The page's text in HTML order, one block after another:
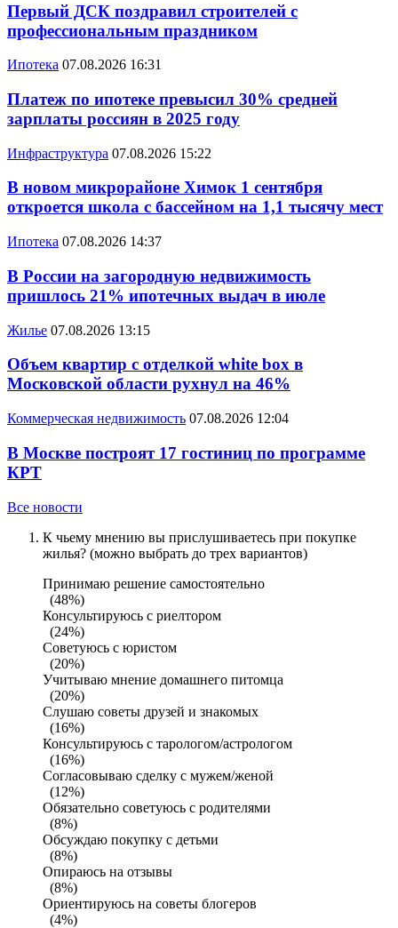
Первый ДСК поздравил строителей с
профессиональным праздником
Ипотека 07.08.2026 16:31
Платеж по ипотеке превысил 30% средней
зарплаты россиян в 2025 году
Инфраструктура 07.08.2026 15:22
В новом микрорайоне Химок 1 сентября
откроется школа с бассейном на 1,1 тысячу мест
Ипотека 07.08.2026 14:37
В России на загородную недвижимость
пришлось 21% ипотечных выдач в июле
Жилье 07.08.2026 13:15
Объем квартир с отделкой white box в
Московской области рухнул на 46%
Коммерческая недвижимость 07.08.2026 12:04
В Москве построят 17 гостиниц по программе
КРТ
Все новости
К чьему мнению вы прислушиваетесь при покупке
жилья? (можно выбрать до трех вариантов)
Принимаю решение самостоятельно
(48%)
Консультируюсь с риелтором
(24%)
Советуюсь с юристом
(20%)
Учитываю мнение домашнего питомца
(20%)
Слушаю советы друзей и знакомых
(16%)
Консультируюсь с тарологом/астрологом
(16%)
Согласовываю сделку с мужем/женой
(12%)
Обязательно советуюсь с родителями
(8%)
Обсуждаю покупку с детьми
(8%)
Опираюсь на отзывы
(8%)
Ориентируюсь на советы блогеров
(4%)